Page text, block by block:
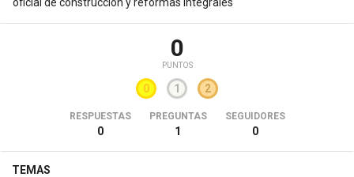
0
PUNTOS
0 1 2
RESPUESTAS
0
PREGUNTAS
1
SEGUIDORES
0
TEMAS